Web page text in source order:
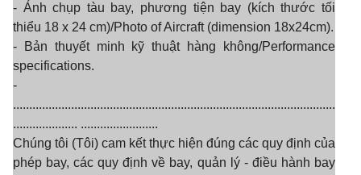
- Ảnh chụp tàu bay, phương tiện bay (kích thước tối
thiểu 18 x 24 cm)/Photo of Aircraft (dimension 18x24cm).
- Bản thuyết minh kỹ thuật hàng không/Performance
specifications.
-
....................................................................................................
.................... ........................
Chúng tôi (Tôi) cam kết thực hiện đúng các quy định của
phép bay, các quy định về bay, quản lý - điều hành bay